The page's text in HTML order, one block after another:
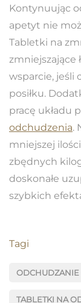
Kontynuując
apetyt nie
Tabletki na
zmniejszające
wsparcie, jeśli
posiłku.
pracę układu
odchudzenia.
mniejszej
zbędnych
doskonałe
szybkich
Tagi
ODCHUDZANIE
TABLETKI NA